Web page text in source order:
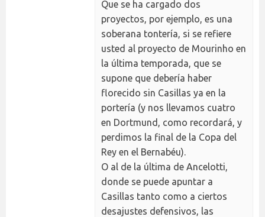
Que se ha cargado dos
proyectos, por ejemplo, es una
soberana tontería, si se refiere
usted al proyecto de Mourinho en
la última temporada, que se
supone que debería haber
florecido sin Casillas ya en la
portería (y nos llevamos cuatro
en Dortmund, como recordará, y
perdimos la final de la Copa del
Rey en el Bernabéu).
O al de la última de Ancelotti,
donde se puede apuntar a
Casillas tanto como a ciertos
desajustes defensivos, las